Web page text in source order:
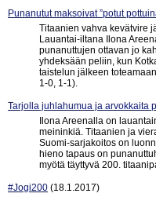
Punanutut maksoivat ”potut
Titaanien vahva kevätvire
Lauantai-iltana Ilona
punanuttujen ottavan jo
yhdeksään peliin, kun
taistelun jälkeen
1-0, 1-1).
Tarjolla juhlahumua ja arvokkaita
Ilona Areenalla on
meininkiä. Titaanien ja
Suomi-sarjakoitos on
hieno tapaus on
myötä täyttyvä 200.
#Jogi200 (18.1.2017)